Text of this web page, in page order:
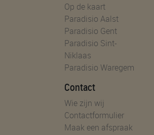
Op de kaart
Paradisio Aalst
Paradisio Gent
Paradisio Sint-
Niklaas
Paradisio Waregem
Contact
Wie zijn wij
Contactformulier
Maak een afspraak